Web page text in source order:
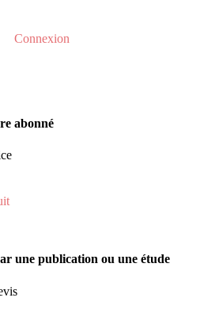
Connexion
abonné
une publication ou une étude